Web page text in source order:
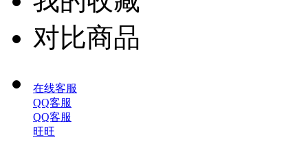
对比商品
在线客服
QQ客服
QQ客服
旺旺